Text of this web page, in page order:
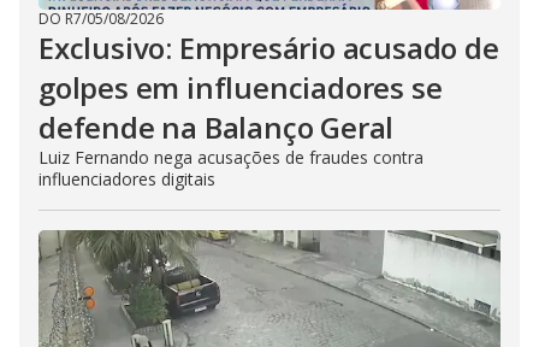
DO R7/05/08/2026
Exclusivo: Empresário acusado de
golpes em influenciadores se
defende na Balanço Geral
Luiz Fernando nega acusações de fraudes contra
influenciadores digitais